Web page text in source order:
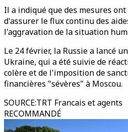
Il a indiqué que des mesures
d'assurer le flux continu des
l'aggravation de la situation
Le 24 février, la Russie a lancé
Ukraine, qui a été suivie de
colère et de l'imposition de
financières "sévères" à Moscou.
SOURCE:TRT Francais et agents
RECOMMANDÉ